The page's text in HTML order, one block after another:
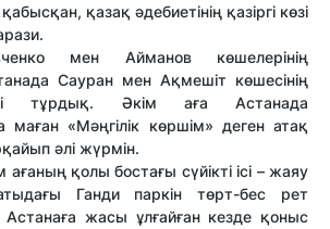
қабысқан, қазақ әдебиетінің қазіргі көзі
мен Айманов көшелерінің
Сауран мен Ақмешіт көшесінің
тұрдық. Әкім аға Астанада
«Мәңгілік көршім» деген атақ
әлі жүрмін.
ағаның қолы бостағы сүйікті ісі – жаяу
Ганди паркін төрт-бес рет
Астанаға жасы ұлғайған кезде қоныс